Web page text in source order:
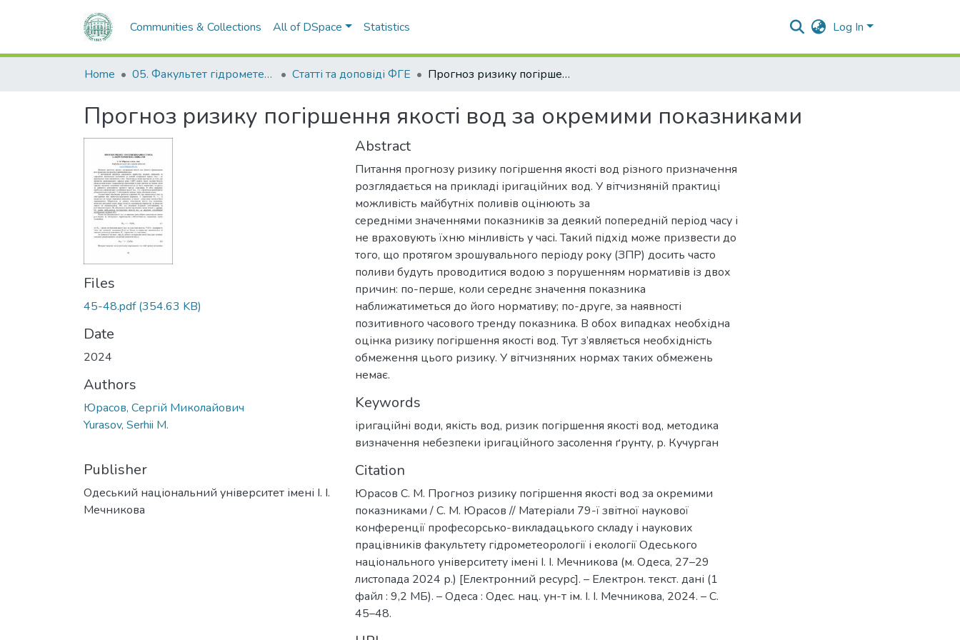
Communities & Collections All of DSpace Statistics Log In
Home 05. Факультет гідрометеорології і екології Статті та доповіді ФГЕ Прогноз ризику погіршення якості вод за окремими показниками
Прогноз ризику погіршення якості вод за окремими показниками
Files
45-48.pdf(354.63 KB)
Date
2024
Authors
Юрасов, Сергій Миколайович
Yurasov, Serhii M.
Publisher
Одеський національний університет імені І. І.
Мечникова
Abstract
Питання прогнозу ризику погіршення якості вод різного призначення
розглядається на прикладі іригаційних вод. У вітчизняній практиці
можливість майбутніх поливів оцінюють за
середніми значеннями показників за деякий попередній період часу і
не враховують їхню мінливість у часі. Такий підхід може призвести до
того, що протягом зрошувального періоду року (ЗПР) досить часто
поливи будуть проводитися водою з порушенням нормативів із двох
причин: по-перше, коли середнє значення показника
наближатиметься до його нормативу; по-друге, за наявності
позитивного часового тренду показника. В обох випадках необхідна
оцінка ризику погіршення якості вод. Тут з’являється необхідність
обмеження цього ризику. У вітчизняних нормах таких обмежень
немає.
Keywords
іригаційні води, якість вод, ризик погіршення якості вод, методика
визначення небезпеки іригаційного засолення ґрунту, р. Кучурган
Citation
Юрасов С. М. Прогноз ризику погіршення якості вод за окремими
показниками / С. М. Юрасов // Матеріали 79-ї звітної наукової
конференції професорсько-викладацького складу і наукових
працівників факультету гідрометеорології і екології Одеського
національного університету імені І. І. Мечникова (м. Одеса, 27–29
листопада 2024 р.) [Електронний ресурс]. – Електрон. текст. дані (1
файл : 9,2 МБ). – Одеса : Одес. нац. ун-т ім. І. І. Мечникова, 2024. – С.
45–48.